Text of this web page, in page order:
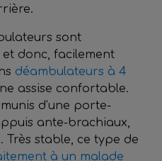
sont
donc, facilement
déambulateurs à 4
assise confortable.
d’une porte-
ante-brachiaux,
Très stable, ce type de
à un malade